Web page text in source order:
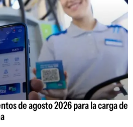
de agosto 2026 para la carga de